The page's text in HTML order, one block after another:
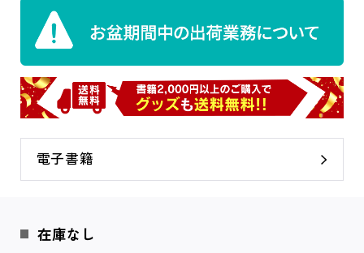
電子書籍
在庫なし